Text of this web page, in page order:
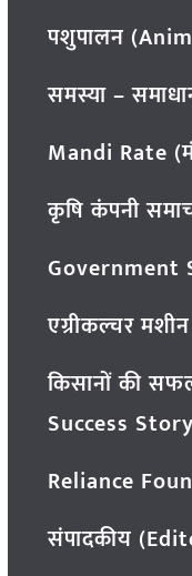
पशुपालन
समस्या –
Mandi Rate
कृषि कंपनी
Government
एग्रीकल्चर
किसानों की
Success
Reliance
संपादकीय